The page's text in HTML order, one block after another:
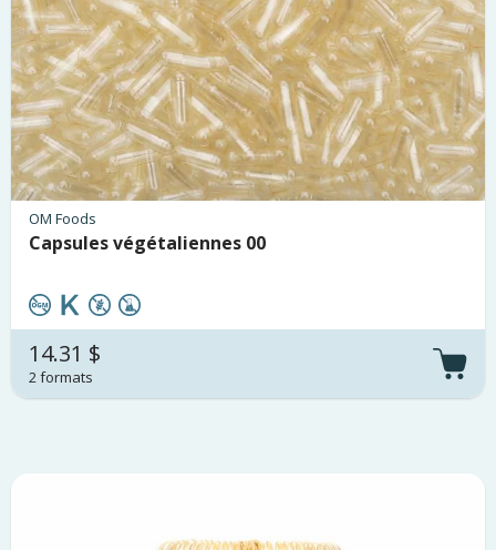
OM Foods
Capsules végétaliennes 00
14.31 $
2 formats